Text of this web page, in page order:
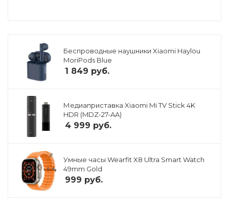
Беспроводные наушники Xiaomi Haylou
MoriPods Blue
1 849 руб.
Медиаприставка Xiaomi Mi TV Stick 4K
HDR (MDZ-27-AA)
4 999 руб.
Умные часы Wearfit X8 Ultra Smart Watch
49mm Gold
999 руб.